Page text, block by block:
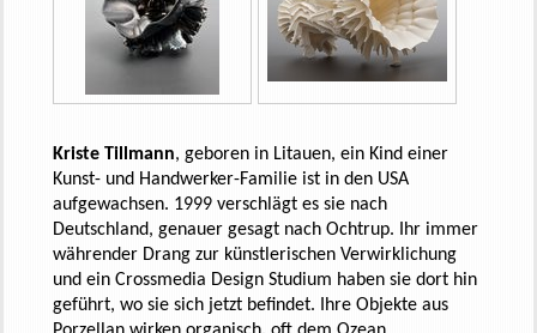
Kriste Tillmann, geboren in Litauen, ein Kind einer
Kunst- und Handwerker-Familie ist in den USA
aufgewachsen. 1999 verschlägt es sie nach
Deutschland, genauer gesagt nach Ochtrup. Ihr immer
währender Drang zur künstlerischen Verwirklichung
und ein Crossmedia Design Studium haben sie dort hin
geführt, wo sie sich jetzt befindet. Ihre Objekte aus